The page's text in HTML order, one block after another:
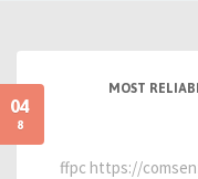
04
8
MOST
ffpc https://